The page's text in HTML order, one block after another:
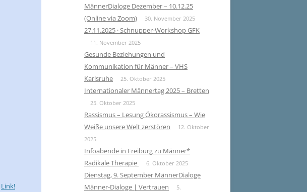
Link!
MännerDialoge Dezember – 10.12.25
(Online via Zoom)
30. November 2025
27.11.2025 · Schnupper-Workshop GFK
11. November 2025
Gesunde Beziehungen und
Kommunikation für Männer – VHS
Karlsruhe
25. Oktober 2025
Internationaler Männertag 2025 – Bretten
25. Oktober 2025
Rassismus – Lesung Ökorassismus – Wie
Weiße unsere Welt zerstören
12. Oktober
2025
Infoabende in Freiburg zu Männer*
Radikale Therapie
6. Oktober 2025
Dienstag, 9. September MännerDialoge
Männer-Dialoge | Vertrauen
5.